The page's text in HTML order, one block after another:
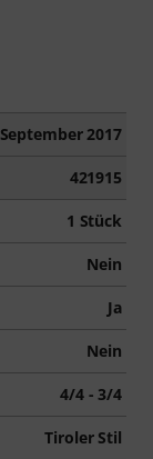
September 2017
421915
1 Stück
Nein
Ja
Nein
4/4 - 3/4
Tiroler Stil